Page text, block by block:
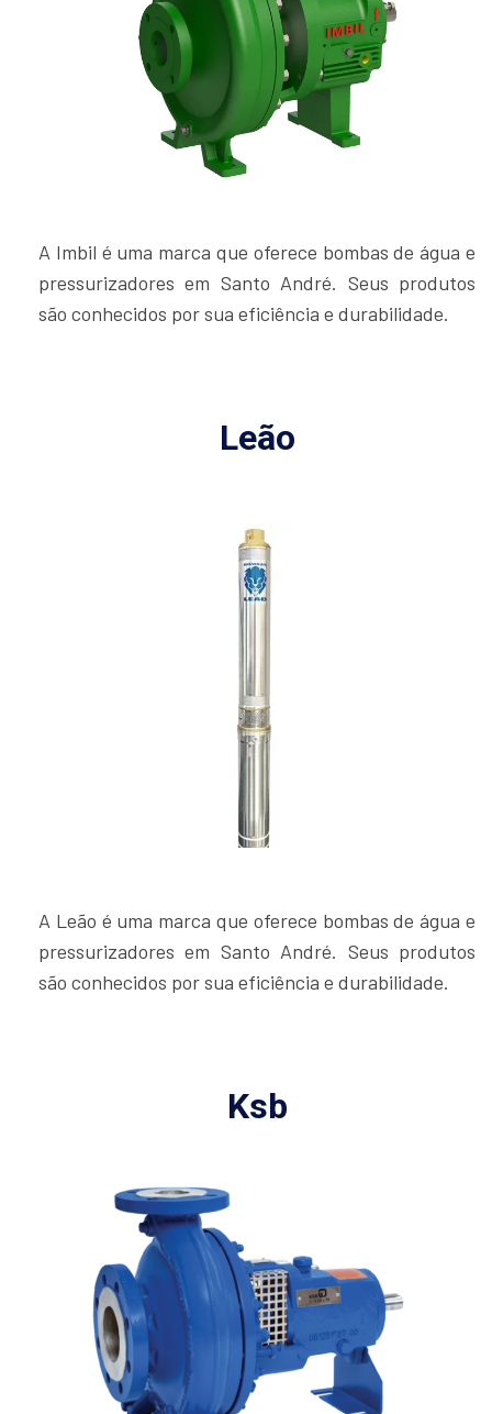
A Imbil é uma marca que oferece bombas de água e
pressurizadores em Santo André. Seus produtos
são conhecidos por sua eficiência e durabilidade.
Leão
A Leão é uma marca que oferece bombas de água e
pressurizadores em Santo André. Seus produtos
são conhecidos por sua eficiência e durabilidade.
Ksb